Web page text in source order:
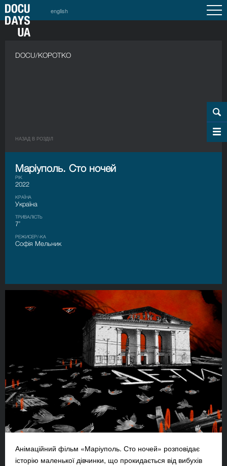
english
DOCU/КОРОТКО
НАЗАД В РОЗДIЛ
Маріуполь. Сто ночей
РІК
2022
КРАЇНА
Україна
ТРИВАЛІСТЬ
7’
РЕЖИСЕР/-КА
Софія Мельник
Анімаційний фільм «Маріуполь. Сто ночей» розповідає
історію маленької дівчинки, що прокидається від вибухів